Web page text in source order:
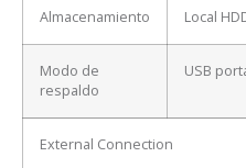
Almacenamiento Local
Modo de
respaldo
USB
External Connection